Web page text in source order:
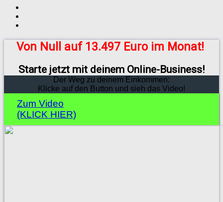
Von Null auf 13.497 Euro im Monat!
Starte jetzt mit deinem Online-Business!
Der Weg zu deinem Einkommen:
Klicke auf den Button und sieh das Video!
Zum Video
(KLICK HIER)